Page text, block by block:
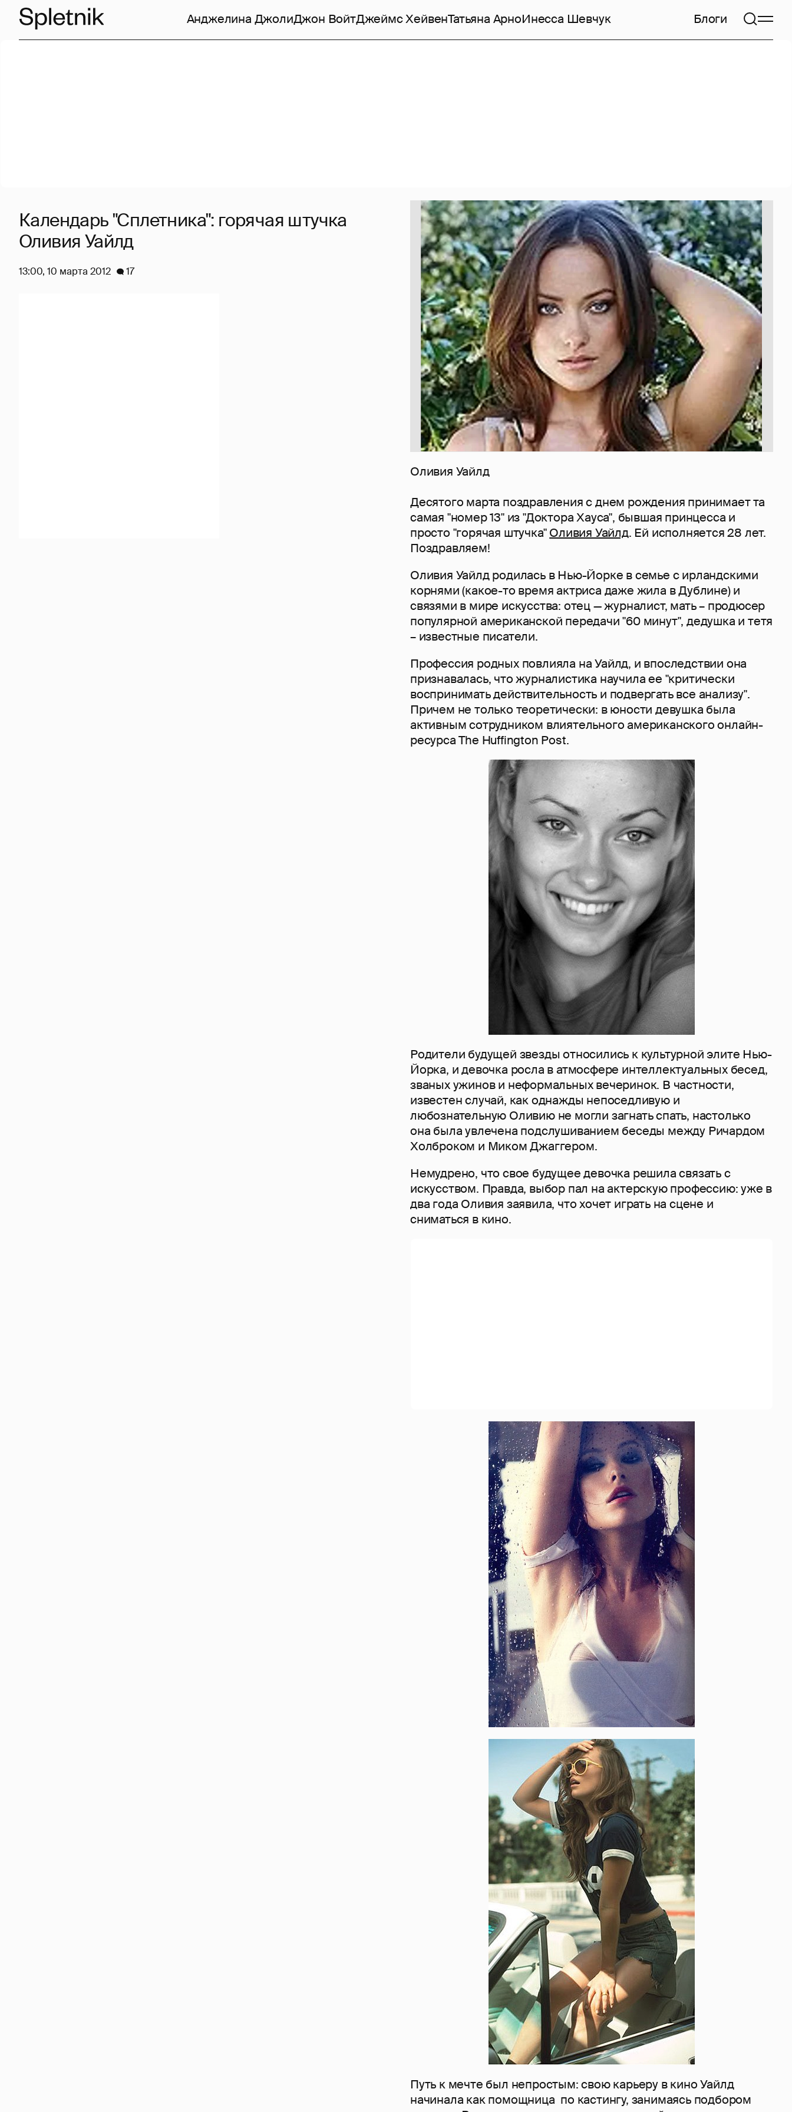
Анджелина ДжолиДжон ВойтДжеймс ХейвенТатьяна АрноИнесса Шевчук Блоги
Оливия Уайлд
Десятого марта поздравления с днем рождения принимает та
самая "номер 13" из "Доктора Хауса", бывшая принцесса и
просто "горячая штучка"Оливия Уайлд. Ей исполняется 28 лет.
Поздравляем!
Оливия Уайлд родилась в Нью-Йорке в семье c ирландскими
корнями (какое-то время актриса даже жила в Дублине) и
связями в мире искусства: отец — журналист, мать – продюсер
популярной американской передачи "60 минут", дедушка и тетя
– известные писатели.
Профессия родных повлияла на Уайлд, и впоследствии она
признавалась, что журналистика научила ее "критически
воспринимать действительность и подвергать все анализу".
Причем не только теоретически: в юности девушка была
активным сотрудником влиятельного американского онлайн-
ресурса The Huffington Post.
Родители будущей звезды относились к культурной элите Нью-
Йорка, и девочка росла в атмосфере интеллектуальных бесед,
званых ужинов и неформальных вечеринок. В частности,
известен случай, как однажды непоседливую и
любознательную Оливию не могли загнать спать, настолько
она была увлечена подслушиванием беседы между Ричардом
Холброком и Миком Джаггером.
Немудрено, что свое будущее девочка решила связать с
искусством. Правда, выбор пал на актерскую профессию: уже в
два года Оливия заявила, что хочет играть на сцене и
сниматься в кино.
Путь к мечте был непростым: свою карьеру в кино Уайлд
начинала как помощница по кастингу, занимаясь подбором
Календарь "Сплетника": горячая штучка
Оливия Уайлд
13:00, 10 марта 2012 17